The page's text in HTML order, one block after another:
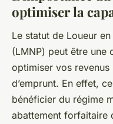
optimiser la
Le statut de Loueur
(LMNP) peut être une
optimiser vos
d’emprunt. En effet,
bénéficier du régime
abattement forfaitaire